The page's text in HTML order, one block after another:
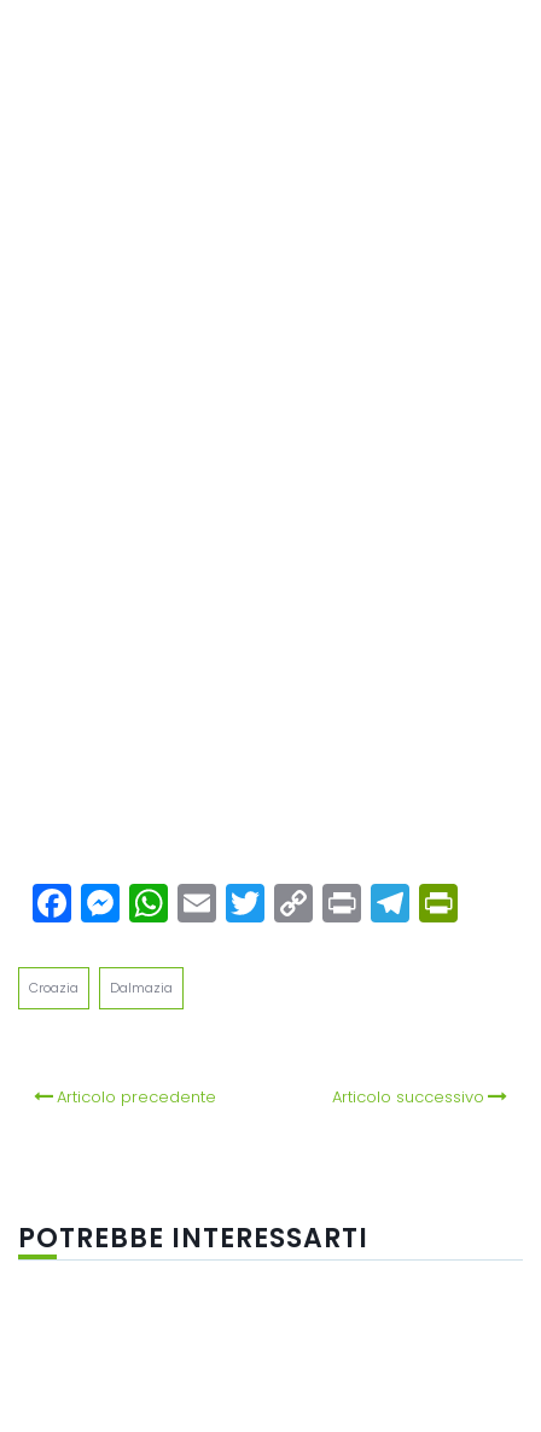
Facebook
Messenger
WhatsApp
EmailTwitter
Copy
Link
Print
Croazia Dalmazia
Articolo precedente Articolo successivo
POTREBBE INTERESSARTI